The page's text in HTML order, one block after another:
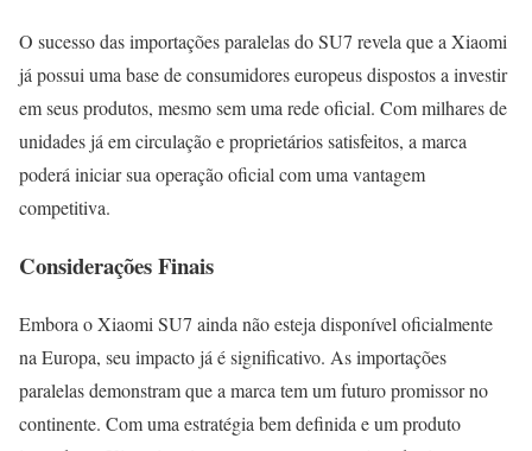
O sucesso das importações paralelas do SU7 revela que a Xiaomi
já possui uma base de consumidores europeus dispostos a investir
em seus produtos, mesmo sem uma rede oficial. Com milhares de
unidades já em circulação e proprietários satisfeitos, a marca
poderá iniciar sua operação oficial com uma vantagem
competitiva.
Considerações Finais
Embora o Xiaomi SU7 ainda não esteja disponível oficialmente
na Europa, seu impacto já é significativo. As importações
paralelas demonstram que a marca tem um futuro promissor no
continente. Com uma estratégia bem definida e um produto